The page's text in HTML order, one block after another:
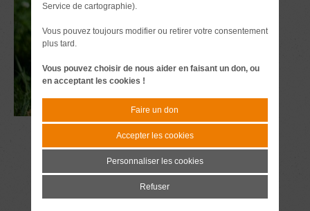
Service de cartographie).
Vous pouvez toujours modifier ou retirer votre consentement
plus tard.
Vous pouvez choisir de nous aider en faisant un don, ou
en acceptant les cookies !
Faire un don
Accepter les cookies
Personnaliser les cookies
Refuser